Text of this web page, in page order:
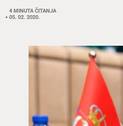
4 MINUTA ČITANJA
05. 02. 2020.